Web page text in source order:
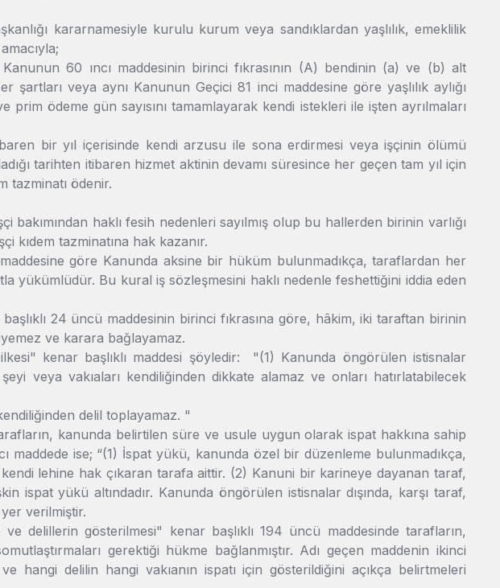
kararnamesiyle kurulu kurum veya sandıklardan yaşlılık, emeklilik
60 ıncı maddesinin birinci fıkrasının (A) bendinin (a) ve (b) alt
şartları veya aynı Kanunun Geçici 81 inci maddesine göre yaşlılık aylığı
prim ödeme gün sayısını tamamlayarak kendi istekleri ile işten ayrılmaları
bir yıl içerisinde kendi arzusu ile sona erdirmesi veya işçinin ölümü
tarihten itibaren hizmet aktinin devamı süresince her geçen tam yıl için
tazminatı ödenir.
bakımından haklı fesih nedenleri sayılmış olup bu hallerden birinin varlığı
kıdem tazminatına hak kazanır.
göre Kanunda aksine bir hüküm bulunmadıkça, taraflardan her
yükümlüdür. Bu kural iş sözleşmesini haklı nedenle feshettiğini iddia eden
24 üncü maddesinin birinci fıkrasına göre, hâkim, iki taraftan birinin
ve karara bağlayamaz.
kenar başlıklı maddesi şöyledir: "(1) Kanunda öngörülen istisnalar
veya vakıaları kendiliğinden dikkate alamaz ve onları hatırlatabilecek
delil toplayamaz. "
kanunda belirtilen süre ve usule uygun olarak ispat hakkına sahip
maddede ise; “(1) İspat yükü, kanunda özel bir düzenleme bulunmadıkça,
lehine hak çıkaran tarafa aittir. (2) Kanuni bir karineye dayanan taraf,
ispat yükü altındadır. Kanunda öngörülen istisnalar dışında, karşı taraf,
verilmiştir.
delillerin gösterilmesi" kenar başlıklı 194 üncü maddesinde tarafların,
gerektiği hükme bağlanmıştır. Adı geçen maddenin ikinci
hangi delilin hangi vakıanın ispatı için gösterildiğini açıkça belirtmeleri